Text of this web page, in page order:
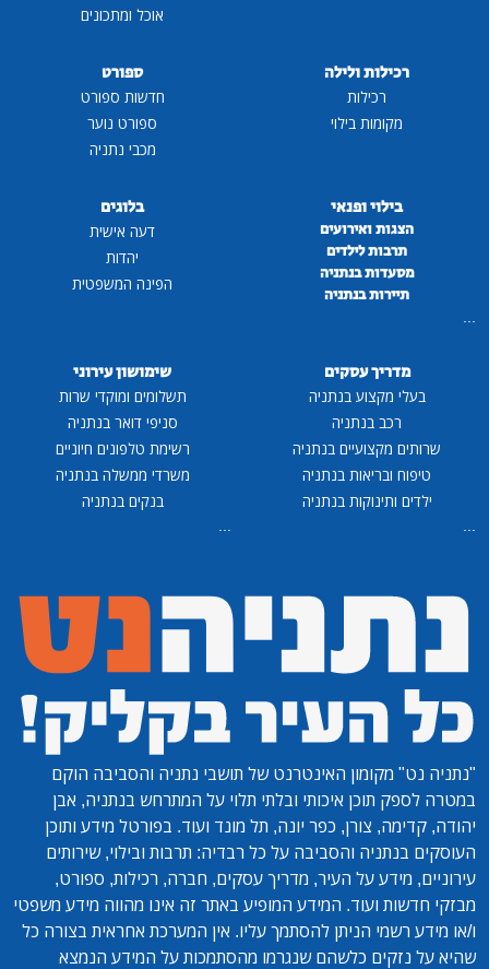
אוכל ומתכונים
רכילות ולילה
רכילות
מקומות בילוי
ספורט
חדשות ספורט
ספורט נוער
מכבי נתניה
בילוי ופנאי
הצגות ואירועים
תרבות לילדים
מסעדות בנתניה
תיירות בנתניה
...
בלוגים
דעה אישית
יהדות
הפינה המשפטית
מדריך עסקים
בעלי מקצוע בנתניה
רכב בנתניה
שרותים מקצועיים בנתניה
טיפוח ובריאות בנתניה
ילדים ותינוקות בנתניה
...
שימושון עירוני
תשלומים ומוקדי שרות
סניפי דואר בנתניה
רשימת טלפונים חיוניים
משרדי ממשלה בנתניה
בנקים בנתניה
...
"נתניה נט" מקומון האינטרנט של תושבי נתניה והסביבה הוקם
במטרה לספק תוכן איכותי ובלתי תלוי על המתרחש בנתניה, אבן
יהודה, קדימה, צורן, כפר יונה, תל מונד ועוד. בפורטל מידע ותוכן
העוסקים בנתניה והסביבה על כל רבדיה: תרבות ובילוי, שירותים
עירוניים, מידע על העיר, מדריך עסקים, חברה, רכילות, ספורט,
מבזקי חדשות ועוד. המידע המופיע באתר זה אינו מהווה מידע משפטי
ו/או מידע רשמי הניתן להסתמך עליו. אין המערכת אחראית בצורה כל
שהיא על נזקים כלשהם שנגרמו מהסתמכות על המידע הנמצא